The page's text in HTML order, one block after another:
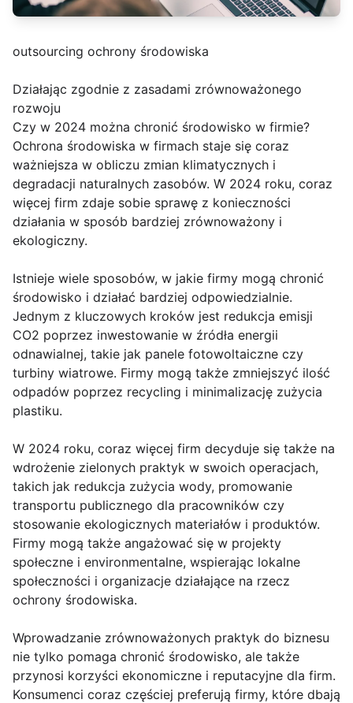
outsourcing ochrony środowiska
Działając zgodnie z zasadami zrównoważonego
rozwoju
Czy w 2024 można chronić środowisko w firmie?
Ochrona środowiska w firmach staje się coraz
ważniejsza w obliczu zmian klimatycznych i
degradacji naturalnych zasobów. W 2024 roku, coraz
więcej firm zdaje sobie sprawę z konieczności
działania w sposób bardziej zrównoważony i
ekologiczny.
Istnieje wiele sposobów, w jakie firmy mogą chronić
środowisko i działać bardziej odpowiedzialnie.
Jednym z kluczowych kroków jest redukcja emisji
CO2 poprzez inwestowanie w źródła energii
odnawialnej, takie jak panele fotowoltaiczne czy
turbiny wiatrowe. Firmy mogą także zmniejszyć ilość
odpadów poprzez recycling i minimalizację zużycia
plastiku.
W 2024 roku, coraz więcej firm decyduje się także na
wdrożenie zielonych praktyk w swoich operacjach,
takich jak redukcja zużycia wody, promowanie
transportu publicznego dla pracowników czy
stosowanie ekologicznych materiałów i produktów.
Firmy mogą także angażować się w projekty
społeczne i environmentalne, wspierając lokalne
społeczności i organizacje działające na rzecz
ochrony środowiska.
Wprowadzanie zrównoważonych praktyk do biznesu
nie tylko pomaga chronić środowisko, ale także
przynosi korzyści ekonomiczne i reputacyjne dla firm.
Konsumenci coraz częściej preferują firmy, które dbają